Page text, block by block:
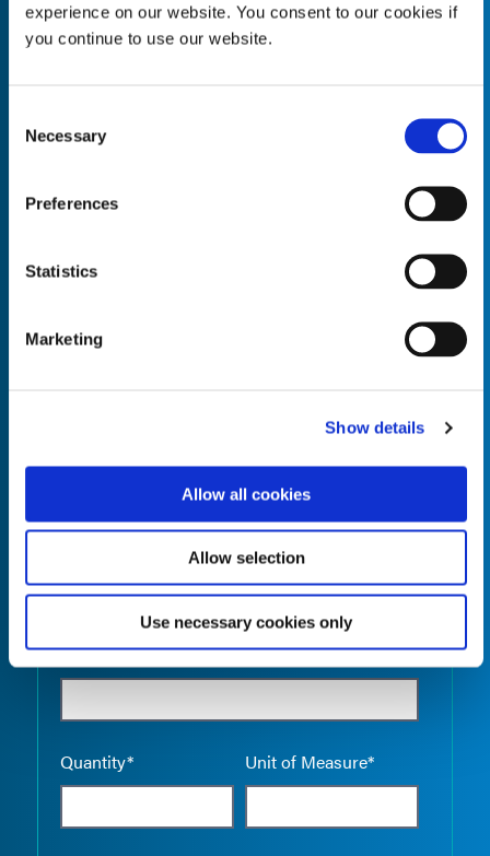
experience on our website. You consent to our cookies if
you continue to use our website.
Selection
Necessary
Preferences
Statistics
Marketing
Show details
Allow all cookies
Allow selection
Use necessary cookies only
Quantity* Unit of Measure*
Quantity*
Empty
Product Name*
Quantity* Unit of Measure*
Empty